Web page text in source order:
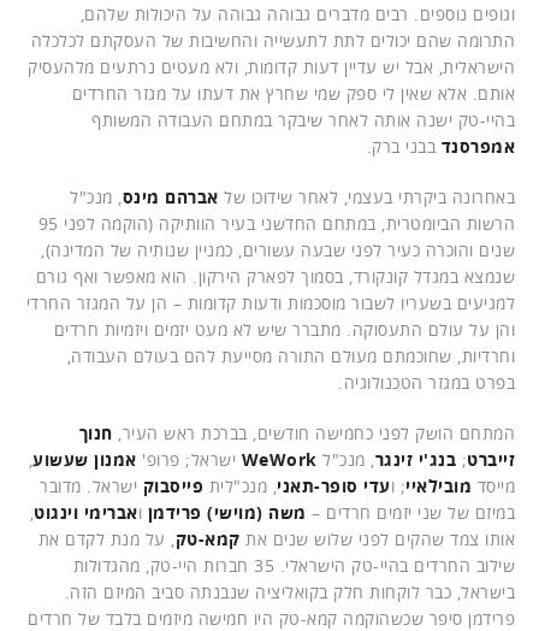
וגופים נוספים. רבים מדברים גבוהה גבוהה על היכולות שלהם,
התרומה שהם יכולים לתת לתעשייה והחשיבות של העסקתם לכלכלה
הישראלית, אבל יש עדיין דעות קדומות, ולא מעטים נרתעים מלהעסיק
אותם. אלא שאין לי ספק שמי שחרץ את דעתו על מגזר החרדים
בהיי-טק ישנה אותה לאחר שיבקר במתחם העבודה המשותף
אמפרסנד בבני ברק.
באחרונה ביקרתי בעצמי, לאחר שידוכו של אברהם מינס , מנכ"ל
הרשות הביומטרית, במתחם החדשני בעיר הוותיקה (הוקמה לפני 95
שנים והוכרה כעיר לפני שבעה עשורים, כמניין שנותיה של המדינה),
שנמצא במגדל קונקורד, בסמוך לפארק הירקון. הוא מאפשר ואף גורם
למגיעים בשעריו לשבור מוסכמות ודעות קדומות – הן על המגזר החרדי
והן על עולם התעסוקה. מתברר שיש לא מעט יזמים ויזמיות חרדים
וחרדיות, שחוכמתם מעולם התורה מסייעת להם בעולם העבודה,
בפרט במגזר הטכנולוגיה.
המתחם הושק לפני כחמישה חודשים, בברכת ראש העיר, חנוך
זייברט; בנג'י זינגר , מנכ"ל WeWork ישראל; פרופ' אמנון שעשוע
מייסד מובילאיי; ועדי סופר-תאני , מנכ"לית פייסבוק ישראל. מדובר
במיזם של שני יזמים חרדים – משה (מוישי) פרידמן ואברימי וינגוט
אותו צמד שהקים לפני שלוש שנים את קמא-טק , על מנת לקדם את
שילוב החרדים בהיי-טק הישראלי. 35 חברות היי-טק, מהגדולות
בישראל, כבר לוקחות חלק בקואליציה שנבנתה סביב המיזם הזה.
פרידמן סיפר שכשהוקמה קמא-טק היו חמישה מיזמים בלבד של חרדים